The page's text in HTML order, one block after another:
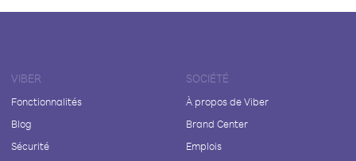
VIBER
Fonctionnalités
Blog
Sécurité
SOCIÉTÉ
À propos de Viber
Brand Center
Emplois